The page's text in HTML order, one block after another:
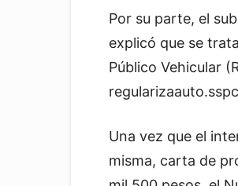
Por su parte, el
explicó que se
Público Vehicular
Una vez que el
misma, carta de